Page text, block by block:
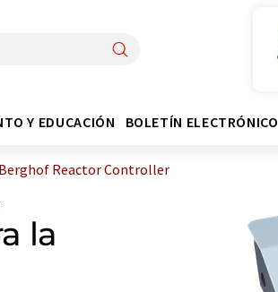
Y EDUCACIÓN BOLETÍN ELECTRÓNICO
Berghof Reactor Controller
la